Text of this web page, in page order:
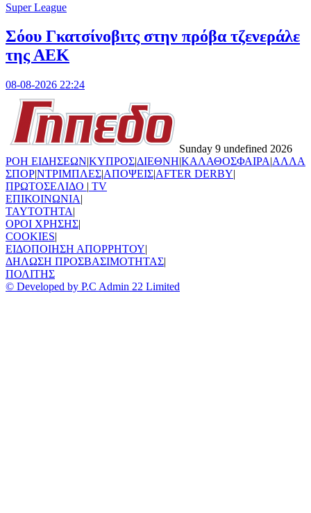
Super League
Σόου Γκατσίνοβιτς στην πρόβα τζενεράλε
της ΑΕΚ
08-08-2026 22:24
Sunday 9 undefined 2026
ΡΟΗ ΕΙΔΗΣΕΩΝ|ΚΥΠΡΟΣ|ΔΙΕΘΝΗ|ΚΑΛΑΘΟΣΦΑΙΡΑ|ΑΛΛΑ
ΣΠΟΡ|ΝΤΡΙΜΠΛΕΣ|ΑΠΟΨΕΙΣ|AFTER DERBY|
ΠΡΩΤΟΣΕΛΙΔΟ | TV
ΕΠΙΚΟΙΝΩΝΙΑ|
TAYTOTHTA|
ΟΡΟΙ ΧΡΗΣΗΣ|
COOKIES|
ΕΙΔΟΠΟΙΗΣΗ ΑΠΟΡΡΗΤΟΥ|
ΔΗΛΩΣΗ ΠΡΟΣΒΑΣΙΜΟΤΗΤΑΣ|
ΠΟΛΙΤΗΣ
© Developed by P.C Admin 22 Limited